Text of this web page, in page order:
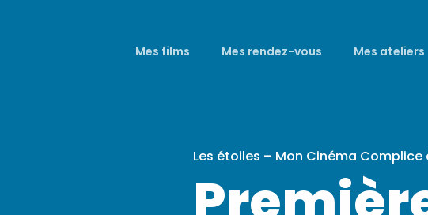
Mes films Mes rendez-vous Mes ateliers
Les étoiles – Mon Cinéma